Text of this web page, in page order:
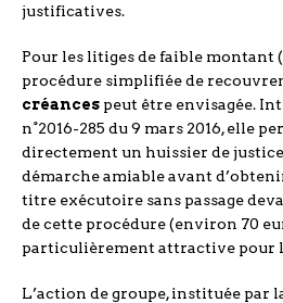
justificatives.
Pour les litiges de faible montant
procédure simplifiée de
créances peut être envisagée.
n°2016-285 du 9 mars 2016, elle
directement un huissier de
démarche amiable avant
titre exécutoire sans passage
de cette procédure (environ 70
particulièrement attractive pour
L’action de groupe, instituée par